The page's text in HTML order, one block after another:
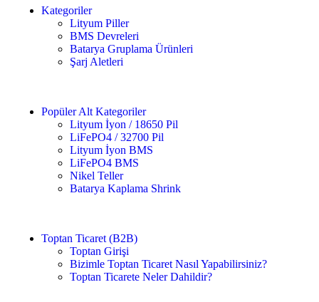
Kategoriler
Lityum Piller
BMS Devreleri
Batarya Gruplama Ürünleri
Şarj Aletleri
Popüler Alt Kategoriler
Lityum İyon / 18650 Pil
LiFePO4 / 32700 Pil
Lityum İyon BMS
LiFePO4 BMS
Nikel Teller
Batarya Kaplama Shrink
Toptan Ticaret (B2B)
Toptan Girişi
Bizimle Toptan Ticaret Nasıl Yapabilirsiniz?
Toptan Ticarete Neler Dahildir?